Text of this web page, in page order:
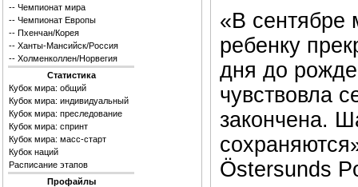
-- Чемпионат мира
-- Чемпионат Европы
-- Пхенчан/Корея
-- Ханты-Мансийск/Россия
-- Холменколлен/Норвегия
Статистика
Кубок мира: общий
Кубок мира: индивидуальный
Кубок мира: преследование
Кубок мира: спринт
Кубок мира: масс-старт
Кубок наций
Расписание этапов
Профайлы
«В
ребенку
дня до
чувствовла
закончена.
Östersunds